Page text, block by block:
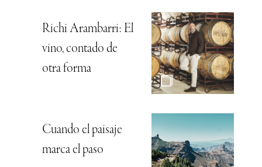
Richi Arambarri: El
vino, contado de
otra forma
Cuando el paisaje
marca el paso